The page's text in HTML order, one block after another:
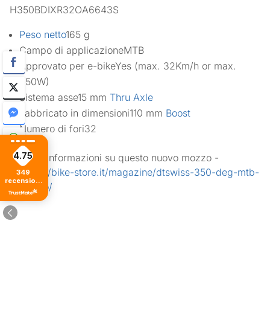
H350BDIXR32OA6643S
Peso netto165 g
Campo di applicazioneMTB
Approvato per e-bikeYes (max. 32Km/h or max.
250W)
Sistema asse15 mm Thru Axle
Fabbricato in dimensioni110 mm Boost
Numero di fori32
ulteriori informazioni su questo nuovo mozzo -
>https://bike-store.it/magazine/dtswiss-350-deg-mtb-
il-mozzo/
4.75
349
recensioni
di tutti i